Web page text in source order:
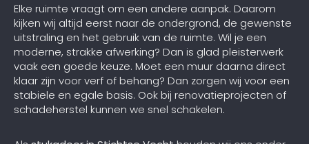
Elke ruimte vraagt om een andere aanpak. Daarom
kijken wij altijd eerst naar de ondergrond, de gewenste
uitstraling en het gebruik van de ruimte. Wil je een
moderne, strakke afwerking? Dan is glad pleisterwerk
vaak een goede keuze. Moet een muur daarna direct
klaar zijn voor verf of behang? Dan zorgen wij voor een
stabiele en egale basis. Ook bij renovatieprojecten of
schadeherstel kunnen we snel schakelen.